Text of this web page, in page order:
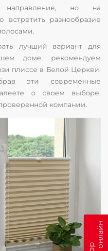
направление, но на
разнообразие
лучший вариант для
доме, рекомендуем
плиссе в Белой Церкви.
эти современные
о своем выборе,
компании.